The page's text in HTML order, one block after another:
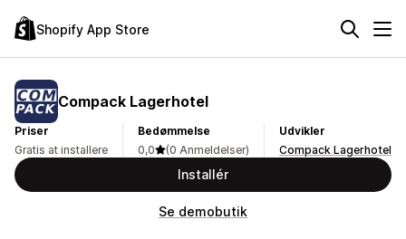
Shopify App Store
Compack Lagerhotel
Priser
Gratis at installere
Bedømmelse
0,0
(0 Anmeldelser)
Udvikler
Compack Lagerhotel
Installér
Se demobutik